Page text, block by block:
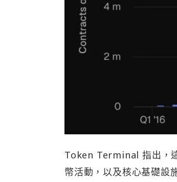
Token Terminal 指出，
幣活動，以及核心基礎設